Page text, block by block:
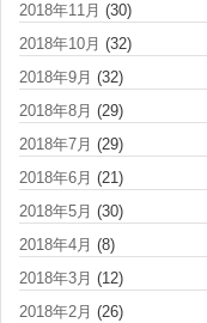
2018年11月 (30)
2018年10月 (32)
2018年9月 (32)
2018年8月 (29)
2018年7月 (29)
2018年6月 (21)
2018年5月 (30)
2018年4月 (8)
2018年3月 (12)
2018年2月 (26)